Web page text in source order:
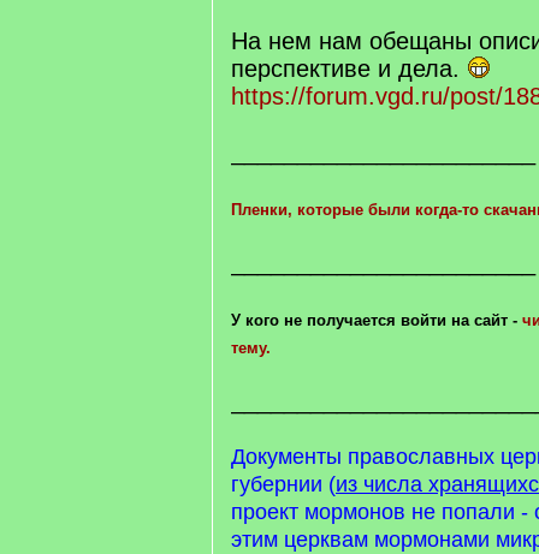
На нем нам обещаны
перспективе и дела.
https://forum.vgd.ru/post/
Пленки, которые были когда-то
У кого не получается войти на сайт -
тему.
Документы православных
губернии (из числа
проект мормонов не попали -
этим церквам мормонами